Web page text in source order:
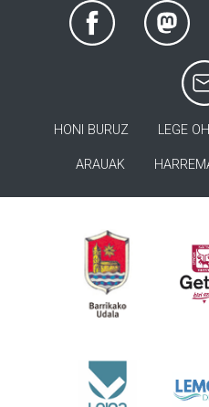
HONI BURUZ LEGE
ARAUAK